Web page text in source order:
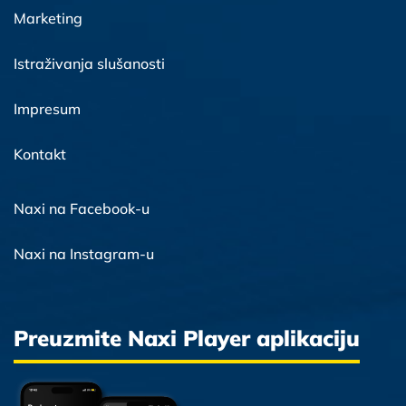
Marketing
Istraživanja slušanosti
Impresum
Kontakt
Naxi na Facebook-u
Naxi na Instagram-u
Preuzmite Naxi Player aplikaciju